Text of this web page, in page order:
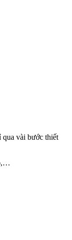
qua vài bước thiết